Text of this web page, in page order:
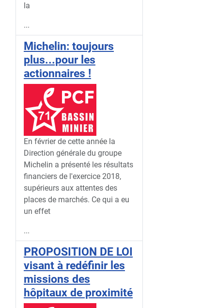
la
...
Michelin: toujours
plus...pour les
actionnaires !
En février de cette année la
Direction générale du groupe
Michelin a présenté les résultats
financiers de l'exercice 2018,
supérieurs aux attentes des
places de marchés. Ce qui a eu
un effet
...
PROPOSITION DE LOI
visant à redéfinir les
missions des
hôpitaux de proximité